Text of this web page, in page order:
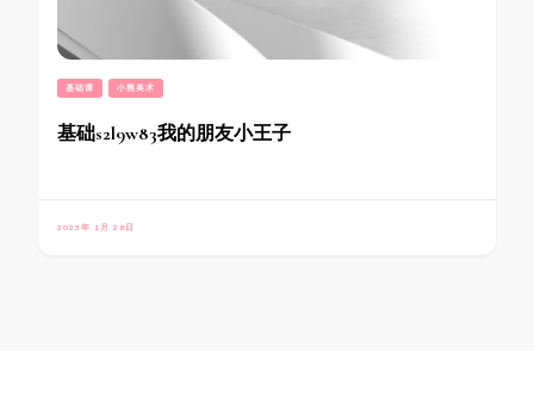
基础课 小熊美术
基础s2l9w83我的朋友小王子
2023年 1月 28日